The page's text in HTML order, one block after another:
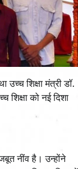
शिक्षा मंत्री डॉ.
शिक्षा को नई दिशा
नींव है। उन्होंने